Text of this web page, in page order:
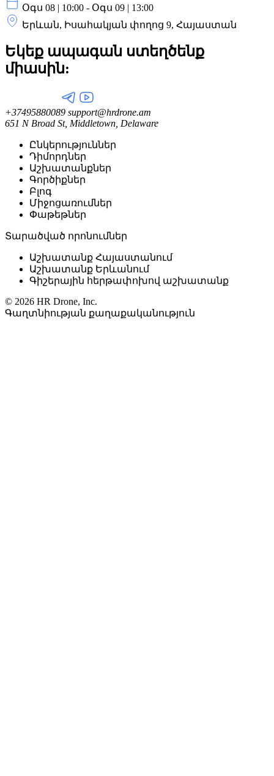
Օգս 08 | 10:00 - Օգս 09 | 13:00
Երևան, Իսահակյան փողոց 9, Հայաստան
Եկեք ապագան ստեղծենք
միասին:
+37495880089 support@hrdrone.am
651 N Broad St, Middletown, Delaware
Ընկերություններ
Դիմորդներ
Աշխատանքներ
Գործիքներ
Բլոգ
Միջոցառումներ
Փաթեթներ
Տարածված որոնումներ
Աշխատանք Հայաստանում
Աշխատանք Երևանում
Գիշերային հերթափոխով աշխատանք
© 2026 HR Drone, Inc.
Գաղտնիության քաղաքականություն